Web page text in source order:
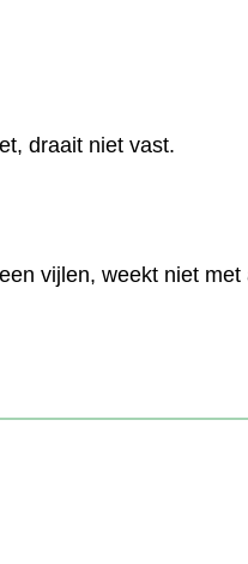
draait niet vast.
vijlen, weekt niet met